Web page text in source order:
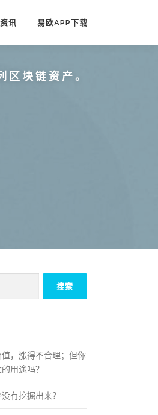
讯 易欧APP下载
块链资产。
，涨得不合理；但你
用途吗？
有挖掘出来？